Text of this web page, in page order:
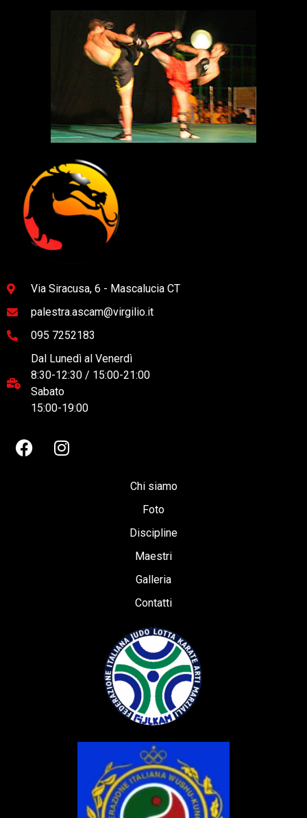
Via Siracusa, 6 - Mascalucia CT
palestra.ascam@virgilio.it
095 7252183
Dal Lunedì al Venerdì
8:30-12:30 / 15:00-21:00
Sabato
15:00-19:00
Chi siamo
Foto
Discipline
Maestri
Galleria
Contatti